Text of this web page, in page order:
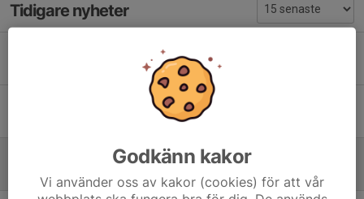
Tidigare nyheter
Information resan till Malmö
0
Extra årsmöte måndag 1 juni
Godkänn kakor
Vi använder oss av kakor (cookies) för att vår